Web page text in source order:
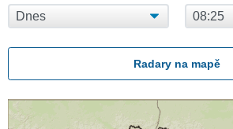
Radary na mapě